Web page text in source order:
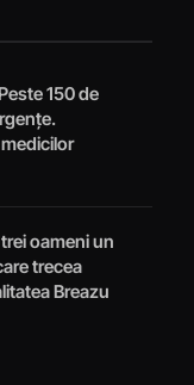
150 de
oameni un
trecea
Breazu